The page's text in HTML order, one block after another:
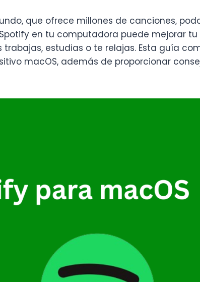
que ofrece millones de canciones,
en tu computadora puede mejorar tu
estudias o te relajas. Esta guía
macOS, además de proporcionar